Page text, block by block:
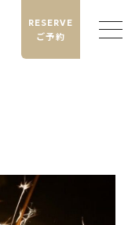
RESERVE
ご予約